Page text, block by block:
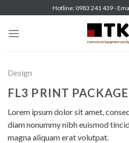
to
content
Hotline: 0983 241 439 -
Design
FL3 PRINT PACKAGE
Lorem ipsum dolor sit amet,
diam nonummy nibh euismod
magna aliquam erat volutpat.